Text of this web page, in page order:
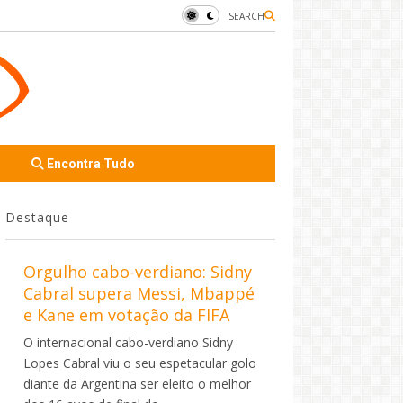
SEARCH
Encontra Tudo
Destaque
Orgulho cabo-verdiano: Sidny
Cabral supera Messi, Mbappé
e Kane em votação da FIFA
O internacional cabo-verdiano Sidny
Lopes Cabral viu o seu espetacular golo
diante da Argentina ser eleito o melhor